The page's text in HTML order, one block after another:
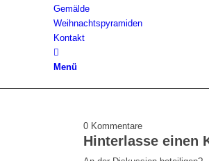
Gemälde
Weihnachtspyramiden
Kontakt
Menü
0 Kommentare
Hinterlasse einen